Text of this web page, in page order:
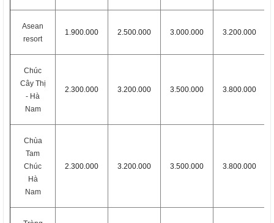
Asean
resort
1.900.000 2.500.000 3.000.000 3.200.000
Chúc
Cây Thị
- Hà
Nam
2.300.000 3.200.000 3.500.000 3.800.000
Chùa
Tam
Chúc
Hà
Nam
2.300.000 3.200.000 3.500.000 3.800.000